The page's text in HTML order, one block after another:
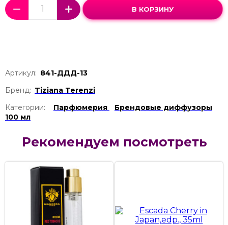
В КОРЗИНУ
Артикул: 841-ДДД-13
Бренд: Tiziana Terenzi
Категории:
Парфюмерия
Брендовые диффузоры
100 мл
Рекомендуем посмотреть